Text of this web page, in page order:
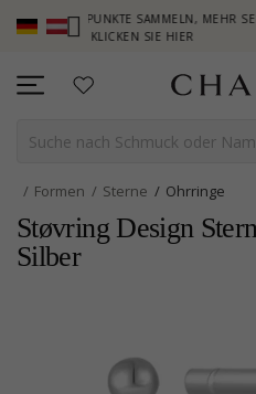
– PUNKTE SAMMELN, MEHR SEHEN –
KLICKEN SIE HIER
Formen Sterne Ohrringe
Støvring Design
Silber